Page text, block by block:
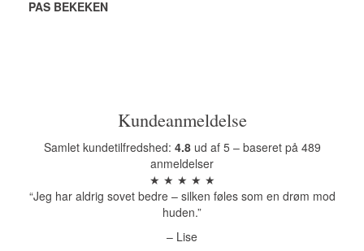
PAS BEKEKEN
Kundeanmeldelse
Samlet kundetilfredshed: 4.8ud af 5 – baseret på 489
anmeldelser
★ ★ ★ ★ ★
“Jeg har aldrig sovet bedre – silken føles som en drøm mod
huden.”
– Lise